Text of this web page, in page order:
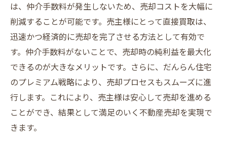
は、仲介手数料が発生しないため、売却コストを大幅に
削減することが可能です。売主様にとって直接買取は、
迅速かつ経済的に売却を完了させる方法として有効で
す。仲介手数料がないことで、売却時の純利益を最大化
できるのが大きなメリットです。さらに、だんらん住宅
のプレミアム戦略により、売却プロセスもスムーズに進
行します。これにより、売主様は安心して売却を進める
ことができ、結果として満足のいく不動産売却を実現で
きます。